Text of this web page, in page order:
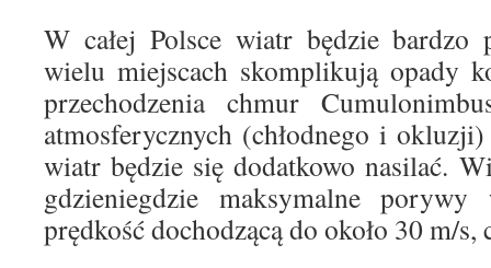
W całej Polsce wiatr będzie bardzo
wielu miejscach skomplikują opady
przechodzenia chmur
atmosferycznych (chłodnego i
wiatr będzie się dodatkowo nasilać.
gdzieniegdzie maksymalne
prędkość dochodzącą do około 30 m/